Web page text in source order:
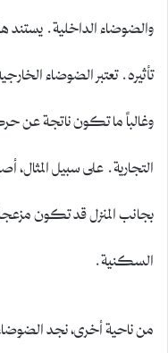
والضوضاء الداخلية.
تأثيره. تعتبر الضوضاء
وغالباً ما تكون ناتجة عن
التجارية. على سبيل المثال،
بجانب المنزل قد تكون
السكنية.
من ناحية أخرى، نجد